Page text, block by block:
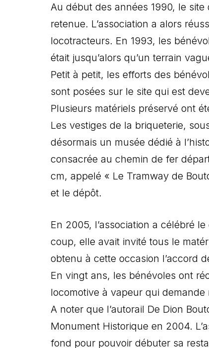
Au début des années 1990, le
retenue. L’association a alors
locotracteurs. En 1993, les
était jusqu’alors qu’un terrain
Petit à petit, les efforts des
sont posées sur le site qui est
Plusieurs matériels préservé ont
Les vestiges de la briqueterie,
désormais un musée dédié à
consacrée au chemin de fer
cm, appelé « Le Tramway de
et le dépôt.
En 2005, l’association a célébré
coup, elle avait invité tous le
obtenu à cette occasion l’accord
En vingt ans, les bénévoles ont
locomotive à vapeur qui
A noter que l’autorail De Dion
Monument Historique en 2004.
fond pour pouvoir débuter sa